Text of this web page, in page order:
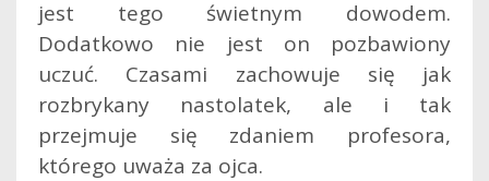
jest tego świetnym dowodem.
Dodatkowo nie jest on pozbawiony
uczuć. Czasami zachowuje się jak
rozbrykany nastolatek, ale i tak
przejmuje się zdaniem profesora,
którego uważa za ojca.